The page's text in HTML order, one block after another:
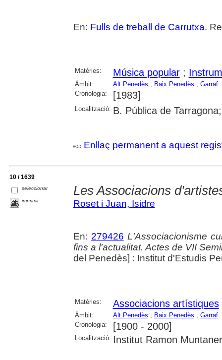
En: Fulls de treball de Carrutxa.
Matèries: Música popular;
Àmbit: Alt Penedès ; Baix Penedès ; Garraf
Cronologia:
[1983]
Localització: B. Pública de
Enllaç permanent a aquest
10 / 1639
seleccionar
imprimir
Les Associacions
Roset i Juan, Isidre
En: 279426 L'Associacionisme
fins a l'actualitat. Actes de VII
del Penedès] : Institut d'Estudis
Matèries: Associacions artístiques
Àmbit: Alt Penedès ; Baix Penedès ; Garraf
Cronologia:
[1900 - 2000]
Localització: Institut Ramon